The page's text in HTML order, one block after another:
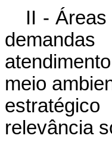
II -
meio
relevância